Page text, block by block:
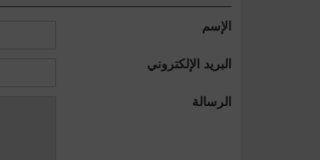
الإسم
البريد الإلكتروني
الرسالة